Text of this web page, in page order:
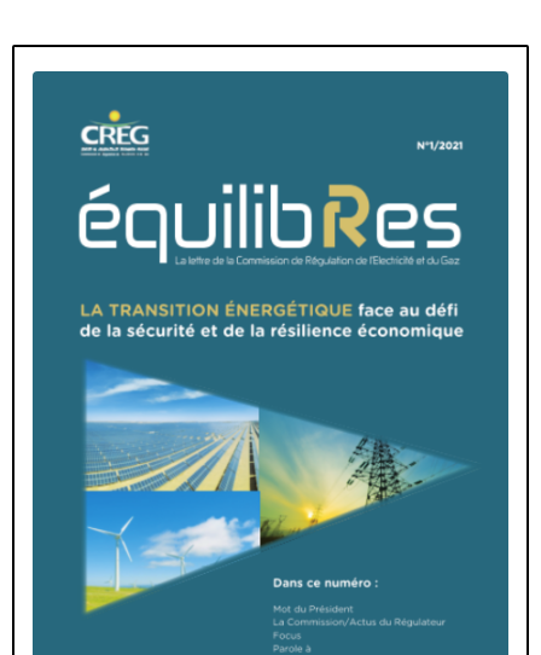
Mot du Président
Focus Parole à
Expériences Les actus du secteur